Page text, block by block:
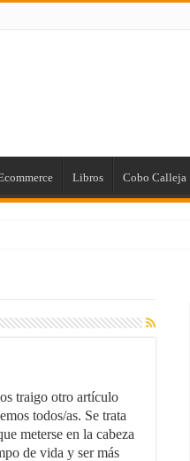
Libros Cobo Calleja
Renta Garantizada
traigo otro artículo
todos/as. Se trata
meterse en la cabeza
de vida y ser más